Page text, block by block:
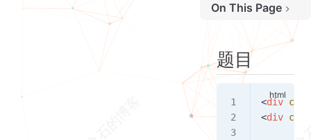
On This Page
题目
<div
<div